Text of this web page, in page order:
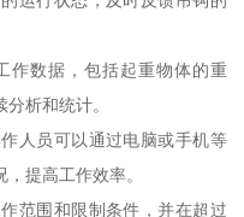
作数据，包括起重物体的重
析和统计。
人员可以通过电脑或手机等
提高工作效率。
范围和限制条件，并在超过